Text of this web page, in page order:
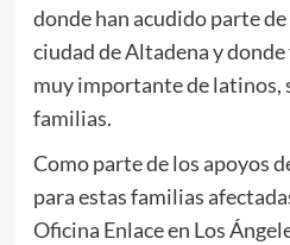
donde han acudido parte
ciudad de Altadena y
muy importante de latinos,
familias.
Como parte de los apoyos
para estas familias
Oficina Enlace en Los